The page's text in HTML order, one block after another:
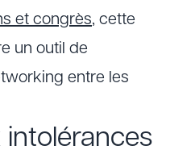
et congrès, cette
un outil de
entre les